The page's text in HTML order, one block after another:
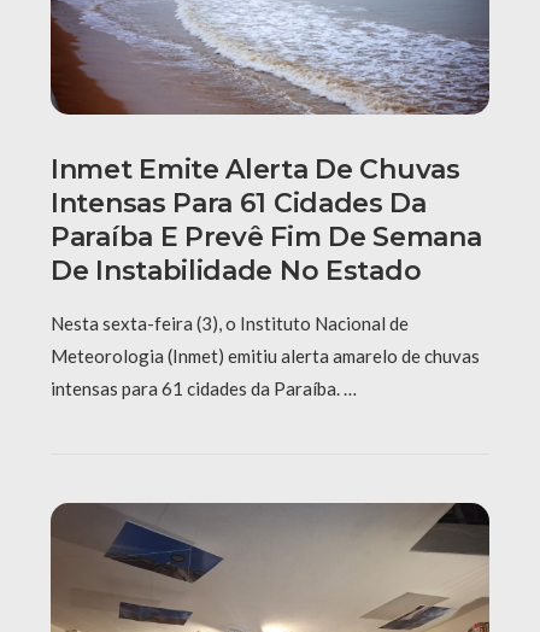
Inmet Emite Alerta De Chuvas
Intensas Para 61 Cidades Da
Paraíba E Prevê Fim De Semana
De Instabilidade No Estado
Nesta sexta-feira (3), o Instituto Nacional de
Meteorologia (Inmet) emitiu alerta amarelo de chuvas
intensas para 61 cidades da Paraíba. …